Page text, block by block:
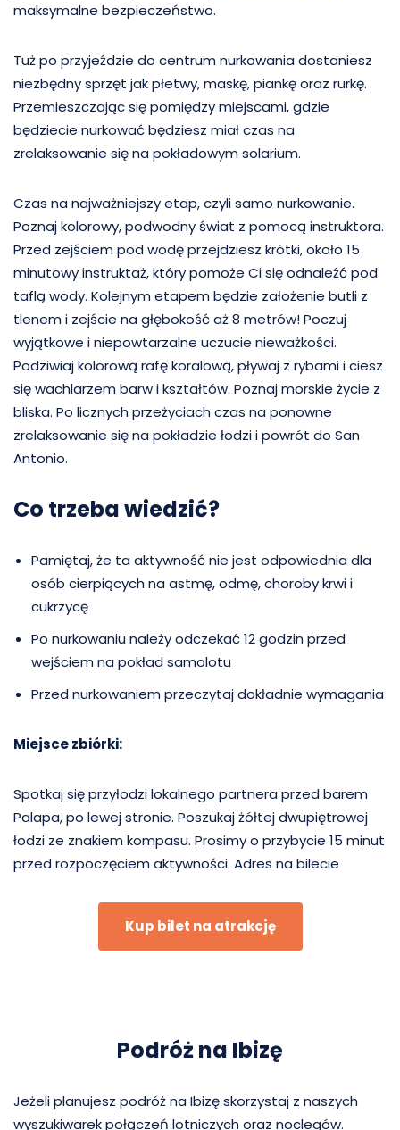
maksymalne bezpieczeństwo.
Tuż po przyjeździe do centrum nurkowania dostaniesz
niezbędny sprzęt jak płetwy, maskę, piankę oraz rurkę.
Przemieszczając się pomiędzy miejscami, gdzie
będziecie nurkować będziesz miał czas na
zrelaksowanie się na pokładowym solarium.
Czas na najważniejszy etap, czyli samo nurkowanie.
Poznaj kolorowy, podwodny świat z pomocą instruktora.
Przed zejściem pod wodę przejdziesz krótki, około 15
minutowy instruktaż, który pomoże Ci się odnaleźć pod
taflą wody. Kolejnym etapem będzie założenie butli z
tlenem i zejście na głębokość aż 8 metrów! Poczuj
wyjątkowe i niepowtarzalne uczucie nieważkości.
Podziwiaj kolorową rafę koralową, pływaj z rybami i ciesz
się wachlarzem barw i kształtów. Poznaj morskie życie z
bliska. Po licznych przeżyciach czas na ponowne
zrelaksowanie się na pokładzie łodzi i powrót do San
Antonio.
Co trzeba wiedzić?
Pamiętaj, że ta aktywność nie jest odpowiednia dla
osób cierpiących na astmę, odmę, choroby krwi i
cukrzycę
Po nurkowaniu należy odczekać 12 godzin przed
wejściem na pokład samolotu
Przed nurkowaniem przeczytaj dokładnie wymagania
Miejsce zbiórki:
Spotkaj się przyłodzi lokalnego partnera przed barem
Palapa, po lewej stronie. Poszukaj żółtej dwupiętrowej
łodzi ze znakiem kompasu. Prosimy o przybycie 15 minut
przed rozpoczęciem aktywności. Adres na bilecie
Kup bilet na atrakcję
Podróż na Ibizę
Jeżeli planujesz podróż na Ibizę skorzystaj z naszych
wyszukiwarek połączeń lotniczych oraz noclegów.